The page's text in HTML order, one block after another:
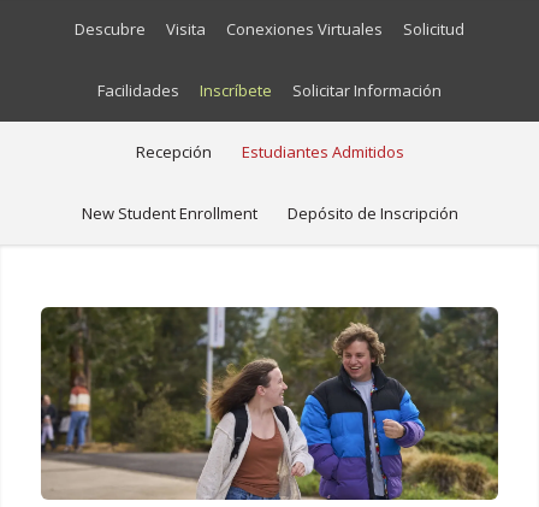
Descubre Visita Conexiones Virtuales Solicitud
Facilidades Inscríbete Solicitar Información
Recepción Estudiantes Admitidos
New Student Enrollment Depósito de Inscripción